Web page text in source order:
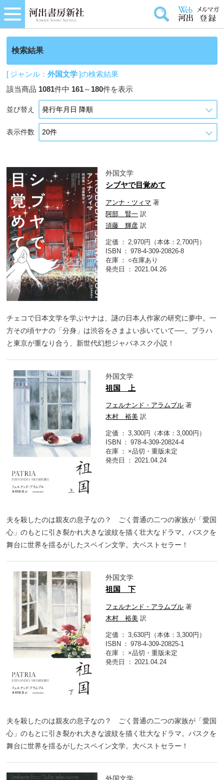
検索結果
[ ジャンル：外国文学]の検索結果
該当商品 1081件中 161～ 180件を表示
並び替え
表示件数
外国文学
シブヤで目覚めて
アンナ・ツィマ 著
阿部 賢一 訳
須藤 輝彦 訳
定価
2,970円（本体：2,700円）
ISBN
978-4-309-20826-8
在庫
○在庫あり
発売日
2021.04.26
チェコで日本文学を学ぶヤナは、謎の日本人作家の研究に夢中。一
方その頃ヤナの「分身」は渋谷をさまよい歩いていて──。プラハ
と東京が重なり合う、新世代幻想ジャパネスク小説！
外国文学
祖国 上
フェルナンド・アラムブル 著
木村 裕美 訳
定価
3,300円（本体：3,000円）
ISBN
978-4-309-20824-4
在庫
×品切・重版未定
発売日
2021.04.24
夫を殺したのは親友の息子なの？ ごく普通の二つの家族が「愛国
心」のもとに引き裂かれ大きな波紋を描く壮大なドラマ。バスクを
舞台に世界を揺るがしたスペイン文学。大ベストセラー！
外国文学
祖国 下
フェルナンド・アラムブル 著
木村 裕美 訳
定価
3,630円（本体：3,300円）
ISBN
978-4-309-20825-1
在庫
×品切・重版未定
発売日
2021.04.24
夫を殺したのは親友の息子なの？ ごく普通の二つの家族が「愛国
心」のもとに引き裂かれ大きな波紋を描く壮大なドラマ。バスクを
舞台に世界を揺るがしたスペイン文学。大ベストセラー！